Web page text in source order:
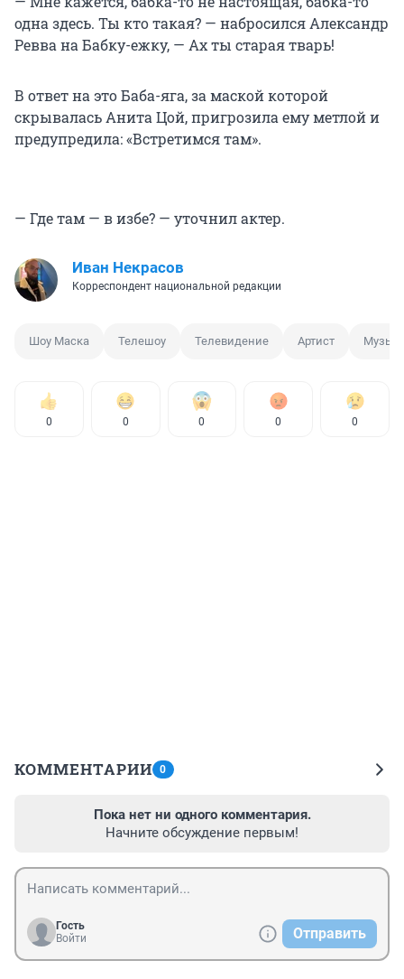
одна здесь. Ты кто такая? — набросился Александр
Ревва на Бабку-ежку, — Ах ты старая тварь!
В ответ на это Баба-яга, за маской которой
скрывалась Анита Цой, пригрозила ему метлой и
предупредила: «Встретимся там».
— Где там — в избе? — уточнил актер.
Иван Некрасов
Корреспондент национальной редакции
Шоу Маска Телешоу Телевидение Артист
0 0 0 0 0
КОММЕНТАРИИ 0
Пока нет ни одного комментария.
Начните обсуждение первым!
Гость
Войти
Отправить